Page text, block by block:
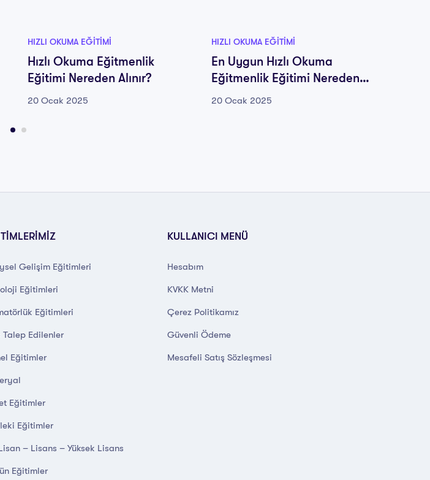
HIZLI OKUMA EĞITIMI
Hızlı Okuma Eğitmenlik
Eğitimi Nereden Alınır?
20 Ocak 2025
HIZLI OKUMA EĞITIMI
En Uygun Hızlı Okuma
Eğitmenlik Eğitimi Nereden
Alınır?
20 Ocak 2025
Gelişim Eğitimleri
Eğitimleri
Eğitimleri
Talep Edilenler
Eğitimler
Eğitimler
Eğitimler
– Lisans – Yüksek Lisans
Eğitimler
KULLANICI MENÜ
Hesabım
KVKK Metni
Çerez Politikamız
Güvenli Ödeme
Mesafeli Satış Sözleşmesi